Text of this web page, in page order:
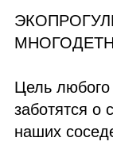
Цель любого
заботятся о
наших